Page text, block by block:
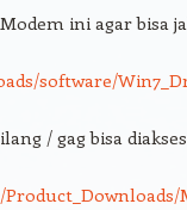
ini agar bisa
software/
/ gag bisa